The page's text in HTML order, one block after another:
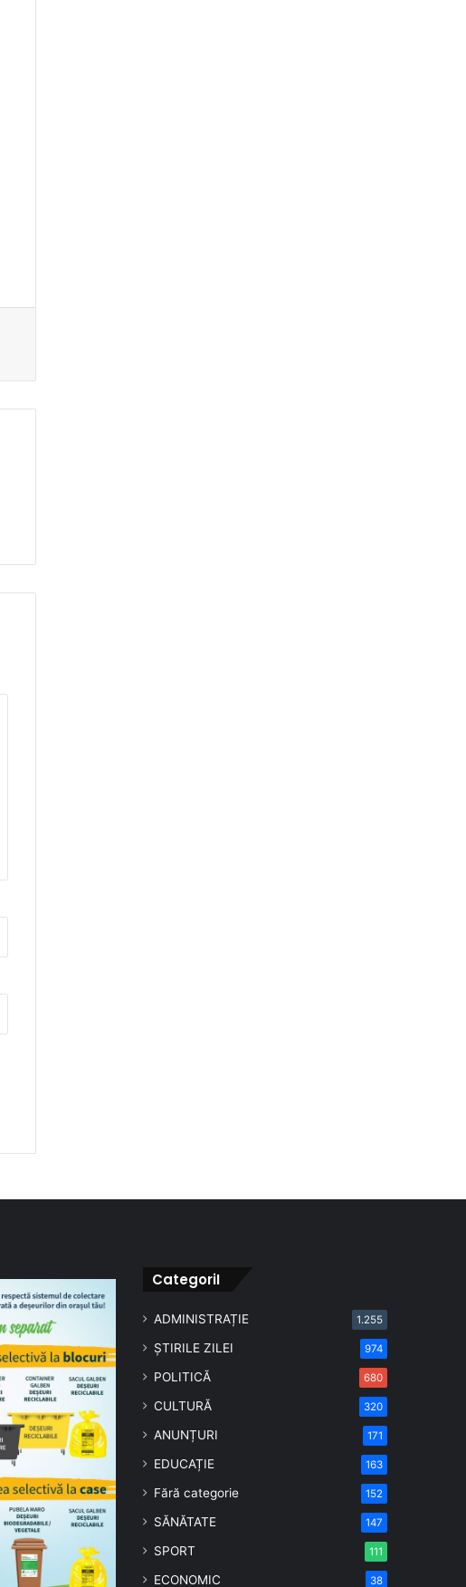
CategoriI
ADMINISTRAȚIE 1.255
ȘTIRILE ZILEI 974
POLITICĂ 680
CULTURĂ 320
ANUNȚURI 171
EDUCAȚIE 163
Fără categorie 152
SĂNĂTATE 147
SPORT 111
ECONOMIC 38